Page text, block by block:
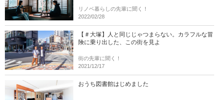
リノベ暮らしの先輩に聞く！
2022/02/28
【＃大塚】人と同じじゃつまらない。カラフルな冒
険に乗り出した、この街を見よ
街の先輩に聞く！
2021/12/17
おうち図書館はじめました